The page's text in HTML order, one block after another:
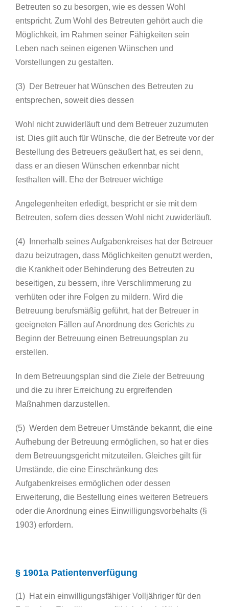
Betreuten so zu besorgen, wie es dessen Wohl
entspricht. Zum Wohl des Betreuten gehört auch die
Möglichkeit, im Rahmen seiner Fähigkeiten sein
Leben nach seinen eigenen Wünschen und
Vorstellungen zu gestalten.
(3) Der Betreuer hat Wünschen des Betreuten zu
entsprechen, soweit dies dessen
Wohl nicht zuwiderläuft und dem Betreuer zuzumuten
ist. Dies gilt auch für Wünsche, die der Betreute vor der
Bestellung des Betreuers geäußert hat, es sei denn,
dass er an diesen Wünschen erkennbar nicht
festhalten will. Ehe der Betreuer wichtige
Angelegenheiten erledigt, bespricht er sie mit dem
Betreuten, sofern dies dessen Wohl nicht zuwiderläuft.
(4) Innerhalb seines Aufgabenkreises hat der Betreuer
dazu beizutragen, dass Möglichkeiten genutzt werden,
die Krankheit oder Behinderung des Betreuten zu
beseitigen, zu bessern, ihre Verschlimmerung zu
verhüten oder ihre Folgen zu mildern. Wird die
Betreuung berufsmäßig geführt, hat der Betreuer in
geeigneten Fällen auf Anordnung des Gerichts zu
Beginn der Betreuung einen Betreuungsplan zu
erstellen.
In dem Betreuungsplan sind die Ziele der Betreuung
und die zu ihrer Erreichung zu ergreifenden
Maßnahmen darzustellen.
(5) Werden dem Betreuer Umstände bekannt, die eine
Aufhebung der Betreuung ermöglichen, so hat er dies
dem Betreuungsgericht mitzuteilen. Gleiches gilt für
Umstände, die eine Einschränkung des
Aufgabenkreises ermöglichen oder dessen
Erweiterung, die Bestellung eines weiteren Betreuers
oder die Anordnung eines Einwilligungsvorbehalts (§
1903) erfordern.
§ 1901a Patientenverfügung
(1) Hat ein einwilligungsfähiger Volljähriger für den